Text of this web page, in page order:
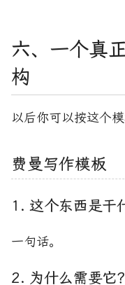
六、一个真
构
以后你可以按这个
费曼写作模板
1. 这个东西是干
一句话。
2. 为什么需要它？